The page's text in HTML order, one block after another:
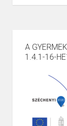
A
1.4.1-16-